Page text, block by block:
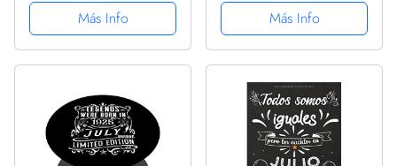
PopGrip Intercambiable
Más Info
PopGrip Intercambiable
Más Info